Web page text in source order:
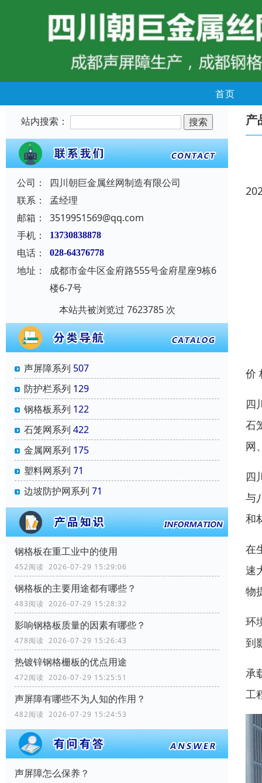
首页
站内搜索：
公司：
四川朝巨金属丝网制造有限公司
联系：
孟经理
邮箱：
3519951569@qq.com
手机：
13730838878
电话： 028-64376778
地址：
成都市金牛区金府路555号金府星座9栋6
楼6-7号
本站共被浏览过 7623785 次
声屏障系列 507
防护栏系列 129
钢格板系列 122
石笼网系列 422
金属网系列 175
塑料网系列 71
边坡防护网系列 71
钢格板在重工业中的使用
452阅读 2026-07-29 15:29:06
钢格板的主要用途都有哪些？
483阅读 2026-07-29 15:28:32
影响钢格板质量的因素有哪些？
478阅读 2026-07-29 15:26:43
热镀锌钢格栅板的优点用途
472阅读 2026-07-29 15:25:51
声屏障有哪些不为人知的作用？
482阅读 2026-07-29 15:24:53
声屏障怎么保养？
产
价
四
石
网
四
与
和
在
速
物
环
到
承
工